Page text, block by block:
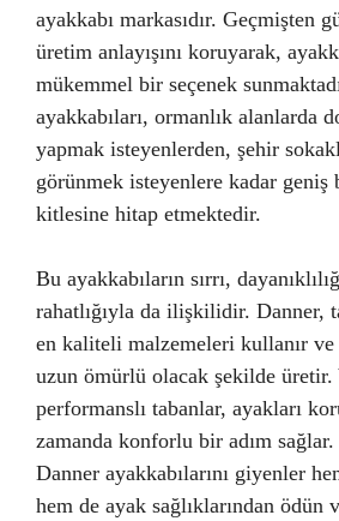
ayakkabı markasıdır. Geçmişten
üretim anlayışını koruyarak,
mükemmel bir seçenek
ayakkabıları, ormanlık alanlarda
yapmak isteyenlerden, şehir
görünmek isteyenlere kadar geniş
kitlesine hitap etmektedir.
Bu ayakkabıların sırrı,
rahatlığıyla da ilişkilidir. Danner,
en kaliteli malzemeleri kullanır ve
uzun ömürlü olacak şekilde üretir.
performanslı tabanlar, ayakları
zamanda konforlu bir adım sağlar.
Danner ayakkabılarını giyenler
hem de ayak sağlıklarından ödün